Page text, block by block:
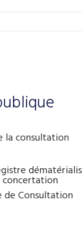
la consultation
Consultation